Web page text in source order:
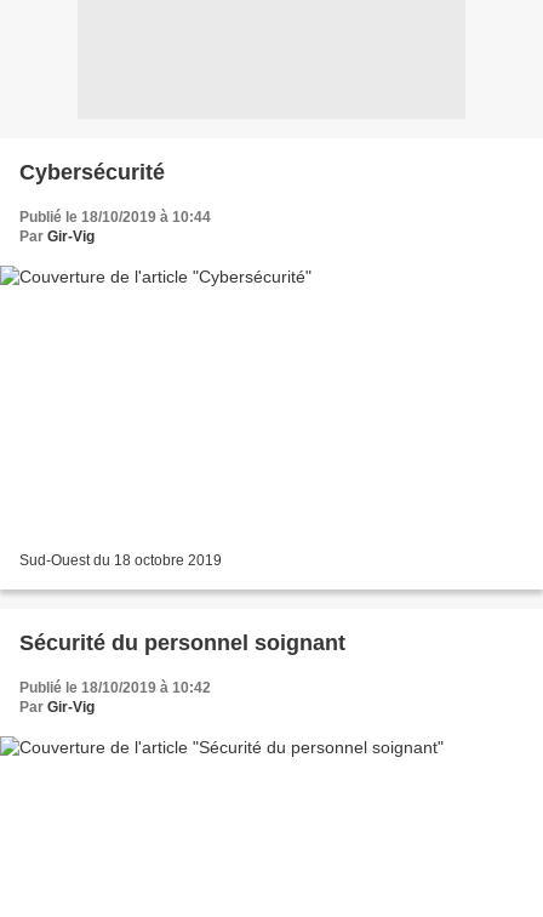
Cybersécurité
Publié le 18/10/2019 à 10:44
Par Gir-Vig
Sud-Ouest du 18 octobre 2019
Sécurité du personnel soignant
Publié le 18/10/2019 à 10:42
Par Gir-Vig